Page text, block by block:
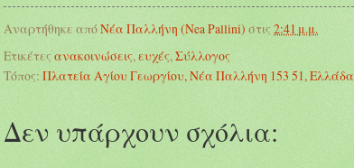
Αναρτήθηκε απόΝέα Παλλήνη (Nea Pallini) στις 2:41 μ.μ.
Ετικέτες ανακοινώσεις, ευχές, Σύλλογος
Τόπος: Πλατεία Αγίου Γεωργίου, Νέα Παλλήνη 153 51, Ελλάδα
Δεν υπάρχουν σχόλια: